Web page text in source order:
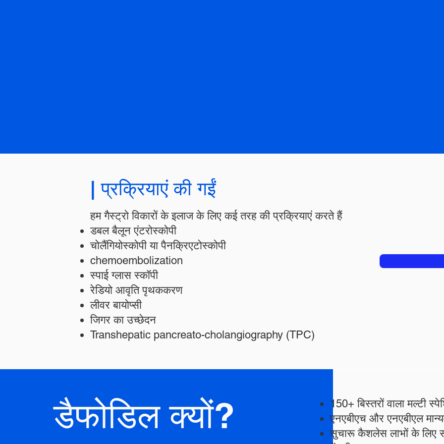
| प्रक्रियाएं की गईं
हम गैस्ट्रो विकारों के इलाज के लिए कई तरह की प्रक्रियाएं करते हैं​
डबल बैलून एंटरोस्कोपी
चोलैंगियोस्कोपी या पैनक्रिएटोस्कोपी
chemoembolization
स्पाई ग्लास स्कॉपी
रेडियो आवृति पृथककरण
लीवर बायोप्सी
जिगर का उच्छेदन
Transhepatic pancreato-cholangiography (TPC)
डैफोडिल क्यों?
150+ बिस्तरों वाला मल्टी
एनएबीएच और एनएबीएल
सुचारू कैशलेस लाभों के लिए